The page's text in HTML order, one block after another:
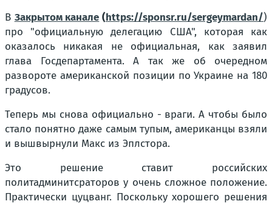
В Закрытом канале (https://sponsr.ru/sergeymardan/)
про "официальную делегацию США", которая как
оказалось никакая не официальная, как заявил
глава Госдепартамента. А так же об очередном
развороте американской позиции по Украине на 180
градусов.
Теперь мы снова официально - враги. А чтобы было
стало понятно даже самым тупым, американцы взяли
и вышвырнули Макс из Эплстора.
Это решение ставит российских
политадминитсраторов у очень сложное положение.
Практически цуцванг. Поскольку хорошего решения